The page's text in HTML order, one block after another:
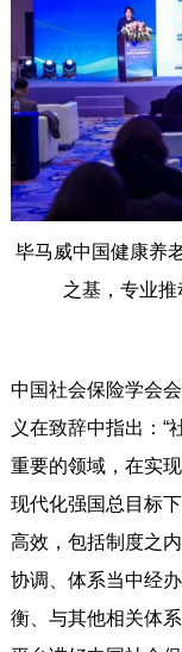
毕马威中国健康养
之基，专业
中国社会保险学会
义在致辞中指出：“
重要的领域，在实
现代化强国总目标
高效，包括制度之
协调、体系当中经
衡、与其他相关体